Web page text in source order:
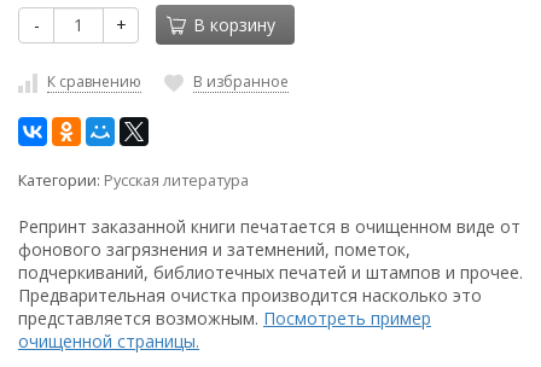
- + В корзину
К сравнению В избранное
Категории: Русская литература
Репринт заказанной книги печатается в очищенном виде от
фонового загрязнения и затемнений, пометок,
подчеркиваний, библиотечных печатей и штампов и прочее.
Предварительная очистка производится насколько это
представляется возможным. Посмотреть пример
очищенной страницы.